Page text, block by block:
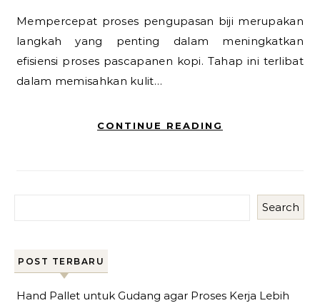
Mempercepat proses pengupasan biji merupakan
langkah yang penting dalam meningkatkan
efisiensi proses pascapanen kopi. Tahap ini terlibat
dalam memisahkan kulit…
CONTINUE READING
Search
POST TERBARU
Hand Pallet untuk Gudang agar Proses Kerja Lebih